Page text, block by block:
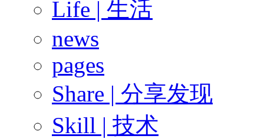
Life | 生活
news
pages
Share | 分享发现
Skill | 技术